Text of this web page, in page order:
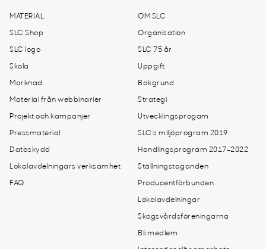
MATERIAL
SLC Shop
SLC logo
Skola
Marknad
Material från webbinarier
Projekt och kampanjer
Pressmaterial
Dataskydd
Lokalavdelningars verksamhet
FAQ
OM SLC
Organisation
SLC 75 år
Uppgift
Bakgrund
Strategi
Utvecklingsprogam
SLC:s miljöprogram 2019
Handlingsprogram 2017-2022
Ställningstaganden
Producentförbunden
Lokalavdelningar
Skogsvårdsföreningarna
Bli medlem